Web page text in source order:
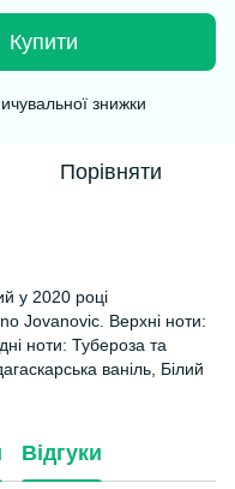
Купити
знижки
Порівняти
у 2020 році
Jovanovic. Верхні ноти:
ноти: Тубероза та
ваніль, Білий
Відгуки